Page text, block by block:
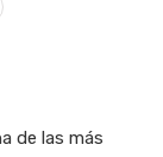
de las más